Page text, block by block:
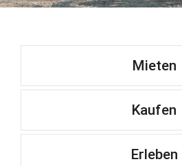
Mieten
Kaufen
Erleben